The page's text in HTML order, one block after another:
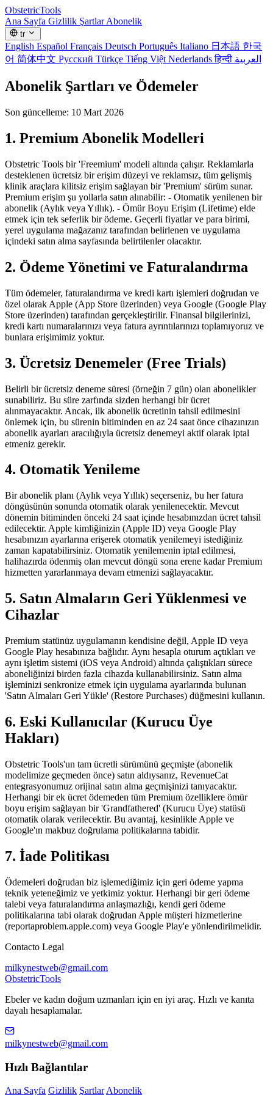
ObstetricTools
Ana Sayfa Gizlilik ŞartlarAbonelik
tr
English Español Français Deutsch Português Italiano 日本語 한국
어 简体中文 Русский Türkçe Tiếng Việt Nederlandsहिन्दी العربية
Abonelik Şartları ve Ödemeler
Son güncelleme: 10 Mart 2026
1. Premium Abonelik Modelleri
Obstetric Tools bir 'Freemium' modeli altında çalışır. Reklamlarla
desteklenen ücretsiz bir erişim düzeyi ve reklamsız, tüm gelişmiş
klinik araçlara kilitsiz erişim sağlayan bir 'Premium' sürüm sunar.
Premium erişim şu yollarla satın alınabilir: - Otomatik yenilenen bir
abonelik (Aylık veya Yıllık). - Ömür Boyu Erişim (Lifetime) elde
etmek için tek seferlik bir ödeme. Geçerli fiyatlar ve para birimi,
yerel uygulama mağazanız tarafından belirlenen ve uygulama
içindeki satın alma sayfasında belirtilenler olacaktır.
2. Ödeme Yönetimi ve Faturalandırma
Tüm ödemeler, faturalandırma ve kredi kartı işlemleri doğrudan ve
özel olarak Apple (App Store üzerinden) veya Google (Google Play
Store üzerinden) tarafından gerçekleştirilir. Finansal bilgilerinizi,
kredi kartı numaralarınızı veya fatura ayrıntılarınızı toplamıyoruz ve
bunlara erişimimiz yoktur.
3. Ücretsiz Denemeler (Free Trials)
Belirli bir ücretsiz deneme süresi (örneğin 7 gün) olan abonelikler
sunabiliriz. Bu süre zarfında sizden herhangi bir ücret
alınmayacaktır. Ancak, ilk abonelik ücretinin tahsil edilmesini
önlemek için, bu sürenin bitiminden en az 24 saat önce cihazınızın
abonelik ayarları aracılığıyla ücretsiz denemeyi aktif olarak iptal
etmeniz gerekir.
4. Otomatik Yenileme
Bir abonelik planı (Aylık veya Yıllık) seçerseniz, bu her fatura
döngüsünün sonunda otomatik olarak yenilenecektir. Mevcut
dönemin bitiminden önceki 24 saat içinde hesabınızdan ücret tahsil
edilecektir. Apple kimliğinizin (Apple ID) veya Google Play
hesabınızın ayarlarına erişerek otomatik yenilemeyi istediğiniz
zaman kapatabilirsiniz. Otomatik yenilemenin iptal edilmesi,
halihazırda ödenmiş olan mevcut döngü sona erene kadar Premium
hizmetten yararlanmaya devam etmenizi sağlayacaktır.
5. Satın Almaların Geri Yüklenmesi ve
Cihazlar
Premium statünüz uygulamanın kendisine değil, Apple ID veya
Google Play hesabınıza bağlıdır. Aynı hesapla oturum açtıkları ve
aynı işletim sistemi (iOS veya Android) altında çalıştıkları sürece
aboneliğinizi birden fazla cihazda kullanabilirsiniz. Satın alma
işleminizi senkronize etmek için uygulama ayarlarında bulunan
'Satın Almaları Geri Yükle' (Restore Purchases) düğmesini kullanın.
6. Eski Kullanıcılar (Kurucu Üye
Hakları)
Obstetric Tools'un tam ücretli sürümünü geçmişte (abonelik
modelimize geçmeden önce) satın aldıysanız, RevenueCat
entegrasyonumuz orijinal satın alma geçmişinizi tanıyacaktır.
Herhangi bir ek ücret ödemeden tüm Premium özelliklere ömür
boyu erişim sağlayan bir 'Grandfathered' (Kurucu Üye) statüsü
otomatik olarak verilecektir. Bu avantaj, kesinlikle Apple ve
Google'ın makbuz doğrulama politikalarına tabidir.
7. İade Politikası
Ödemeleri doğrudan biz işlemediğimiz için geri ödeme yapma
teknik yeteneğimiz ve yetkimiz yoktur. Herhangi bir geri ödeme
talebi veya faturalandırma anlaşmazlığı, kendi geri ödeme
politikalarına tabi olarak doğrudan Apple müşteri hizmetlerine
(reportaproblem.apple.com) veya Google Play'e yönlendirilmelidir.
Contacto Legal
milkynestweb@gmail.com
ObstetricTools
Ebeler ve kadın doğum uzmanları için en iyi araç. Hızlı ve kanıta
dayalı hesaplamalar.
milkynestweb@gmail.com
Hızlı Bağlantılar
Ana Sayfa Gizlilik Şartlar Abonelik